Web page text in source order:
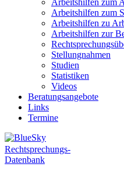
Arbeitshilfen zum
Arbeitshilfen zum
Arbeitshilfen zu
Arbeitshilfen zur
Stellungnahmen
Studien
Statistiken
Videos
Beratungsangebote
Links
Termine
Rechtsprechungs-
Datenbank